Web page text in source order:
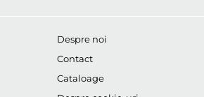
Despre noi
Contact
Cataloage